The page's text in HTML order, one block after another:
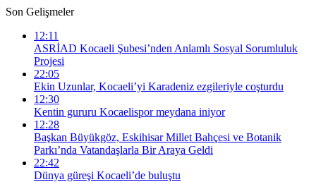
Son Gelişmeler
12:11
ASRİAD Kocaeli Şubesi’nden Anlamlı Sosyal Sorumluluk
Projesi
22:05
Ekin Uzunlar, Kocaeli’yi Karadeniz ezgileriyle coşturdu
12:30
Kentin gururu Kocaelispor meydana iniyor
12:28
Başkan Büyükgöz, Eskihisar Millet Bahçesi ve Botanik
Parkı’nda Vatandaşlarla Bir Araya Geldi
22:42
Dünya güreşi Kocaeli’de buluştu